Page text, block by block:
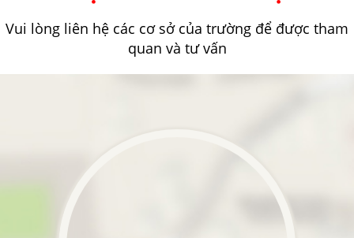
Vui lòng liên hệ các cơ sở của trường để được tham
quan và tư vấn